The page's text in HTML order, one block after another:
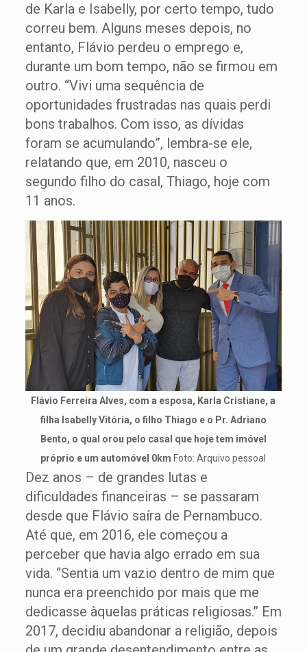
de Karla e Isabelly, por certo tempo, tudo
correu bem. Alguns meses depois, no
entanto, Flávio perdeu o emprego e,
durante um bom tempo, não se firmou em
outro. “Vivi uma sequência de
oportunidades frustradas nas quais perdi
bons trabalhos. Com isso, as dívidas
foram se acumulando”, lembra-se ele,
relatando que, em 2010, nasceu o
segundo filho do casal, Thiago, hoje com
11 anos.
Flávio Ferreira Alves, com a esposa, Karla Cristiane, a
filha Isabelly Vitória, o filho Thiago e o Pr. Adriano
Bento, o qual orou pelo casal que hoje tem imóvel
próprio e um automóvel 0km Foto: Arquivo pessoal
Dez anos – de grandes lutas e
dificuldades financeiras – se passaram
desde que Flávio saíra de Pernambuco.
Até que, em 2016, ele começou a
perceber que havia algo errado em sua
vida. “Sentia um vazio dentro de mim que
nunca era preenchido por mais que me
dedicasse àquelas práticas religiosas.” Em
2017, decidiu abandonar a religião, depois